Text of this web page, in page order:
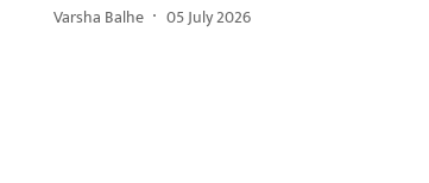
Varsha Balhe 05 July 2026